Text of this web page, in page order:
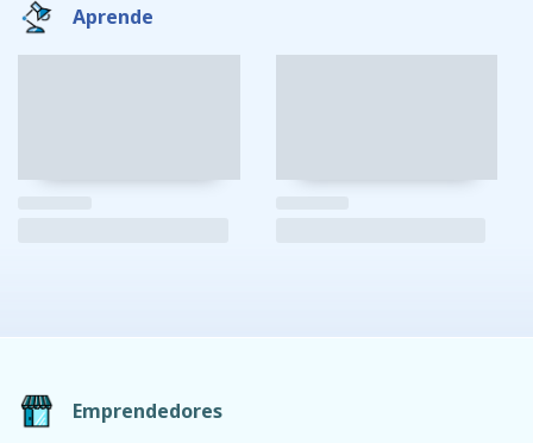
Aprende
Emprendedores